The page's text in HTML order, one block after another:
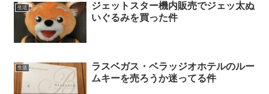
生活
ジェットスター機内販売でジェッ太ぬ
いぐるみを買った件
生活
ラスベガス・ベラッジオホテルのルー
ムキーを売ろうか迷ってる件